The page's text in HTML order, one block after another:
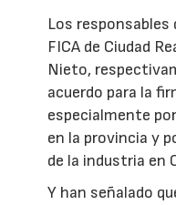
Los responsables
FICA de Ciudad
Nieto,
acuerdo para la
especialmente
en la provincia y
de la industria en
Y han señalado